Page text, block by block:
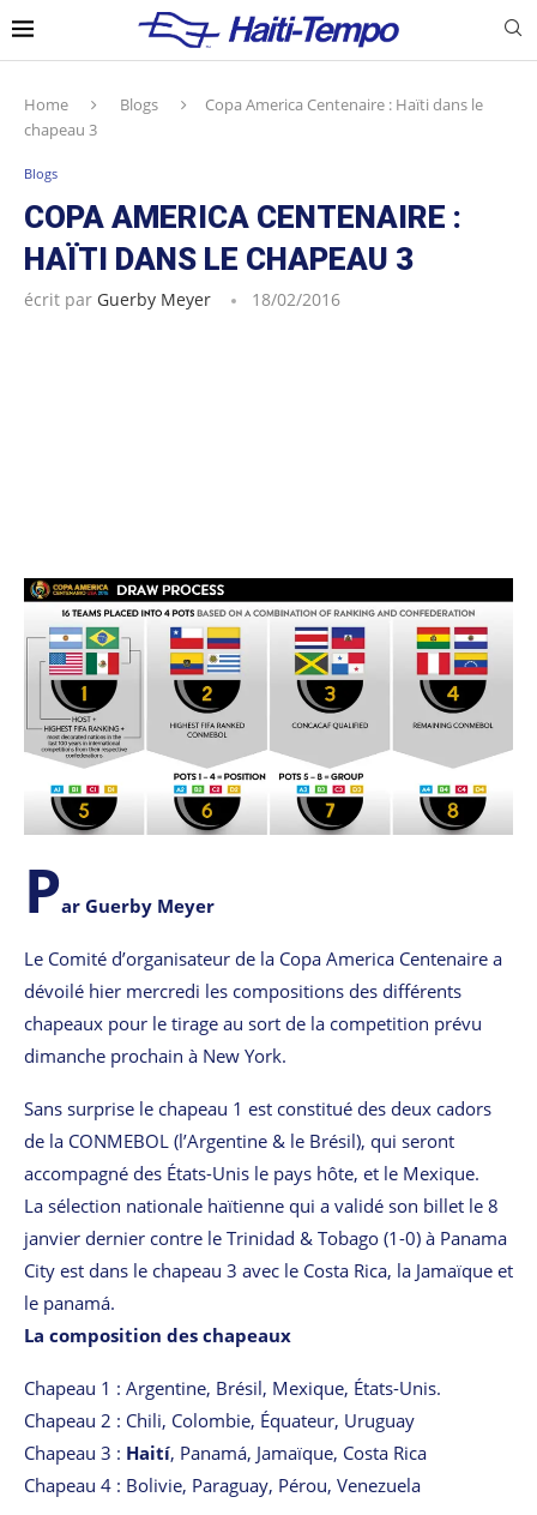
Home Blogs
Copa America Centenaire : Haïti dans le
chapeau 3
Blogs
COPA AMERICA CENTENAIRE :
HAÏTI DANS LE CHAPEAU 3
écrit par Guerby Meyer 18/02/2016
Par Guerby Meyer
Le Comité d’organisateur de la Copa America Centenaire a
dévoilé hier mercredi les compositions des différents
chapeaux pour le tirage au sort de la competition prévu
dimanche prochain à New York.
Sans surprise le chapeau 1 est constitué des deux cadors
de la CONMEBOL (l’Argentine & le Brésil), qui seront
accompagné des États-Unis le pays hôte, et le Mexique.
La sélection nationale haïtienne qui a validé son billet le 8
janvier dernier contre le Trinidad & Tobago (1-0) à Panama
City est dans le chapeau 3 avec le Costa Rica, la Jamaïque et
le panamá.
La composition des chapeaux
Chapeau 1 : Argentine, Brésil, Mexique, États-Unis.
Chapeau 2 : Chili, Colombie, Équateur, Uruguay
Chapeau 3 : Haití, Panamá, Jamaïque, Costa Rica
Chapeau 4 : Bolivie, Paraguay, Pérou, Venezuela